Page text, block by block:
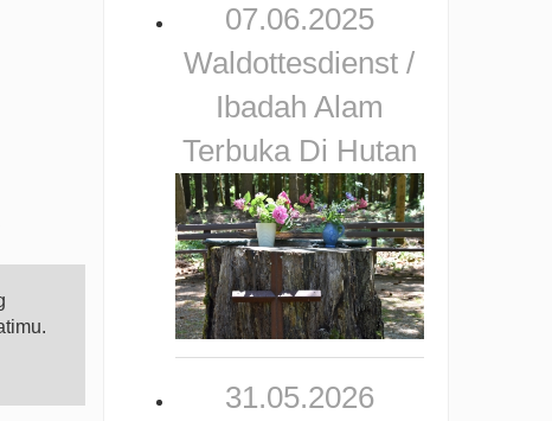
07.06.2025
Waldottesdienst /
Ibadah Alam
Terbuka Di Hutan
31.05.2026